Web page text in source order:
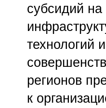
субсидий
технологий
регионов
к